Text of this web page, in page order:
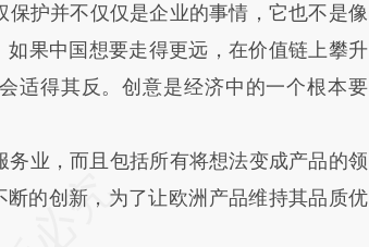
护并不仅仅是企业的事情，它也不是像
果中国想要走得更远，在价值链上攀升
适得其反。创意是经济中的一个根本要
业，而且包括所有将想法变成产品的领
的创新，为了让欧洲产品维持其品质优